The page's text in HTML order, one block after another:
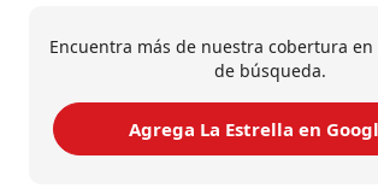
Encuentra más de nuestra cobertura
de búsqueda.
Agrega La Estrella en